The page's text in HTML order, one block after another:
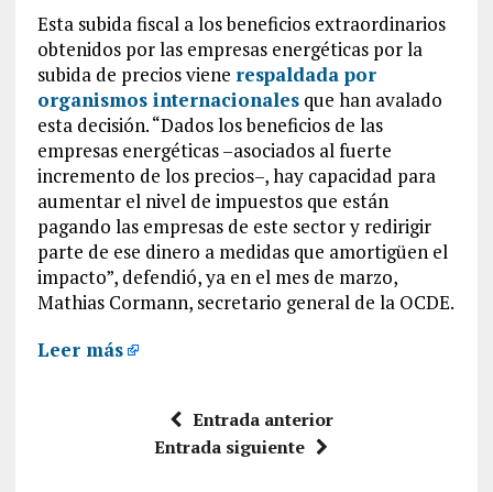
Esta subida fiscal a los beneficios extraordinarios
obtenidos por las empresas energéticas por la
subida de precios viene respaldada por
organismos internacionalesque han avalado
esta decisión. “Dados los beneficios de las
empresas energéticas –asociados al fuerte
incremento de los precios–, hay capacidad para
aumentar el nivel de impuestos que están
pagando las empresas de este sector y redirigir
parte de ese dinero a medidas que amortigüen el
impacto”, defendió, ya en el mes de marzo,
Mathias Cormann, secretario general de la OCDE.
Leer más
Entrada anterior
Entrada siguiente